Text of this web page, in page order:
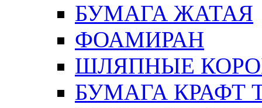
БУМАГА ЖАТАЯ
ФОАМИРАН
ШЛЯПНЫЕ
БУМАГА КРАФТ